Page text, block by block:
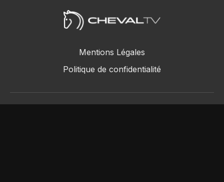
Mentions Légales
Politique de confidentialité